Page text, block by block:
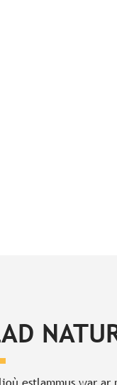
estlammus war ar